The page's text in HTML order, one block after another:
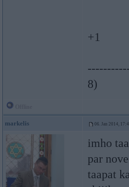
+1
8)
markelis 06. Jan 2014,
imho
par
taapat